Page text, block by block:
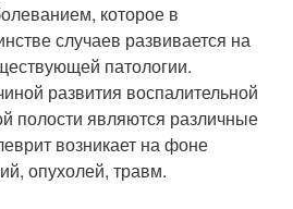
которое в
случаев развивается на
патологии.
развития воспалительной
полости являются различные
возникает на фоне
опухолей, травм.